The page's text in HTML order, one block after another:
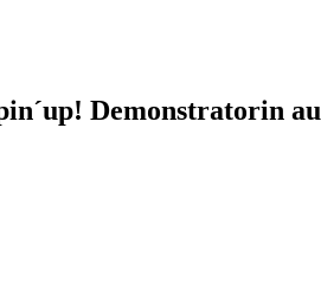
Demonstratorin